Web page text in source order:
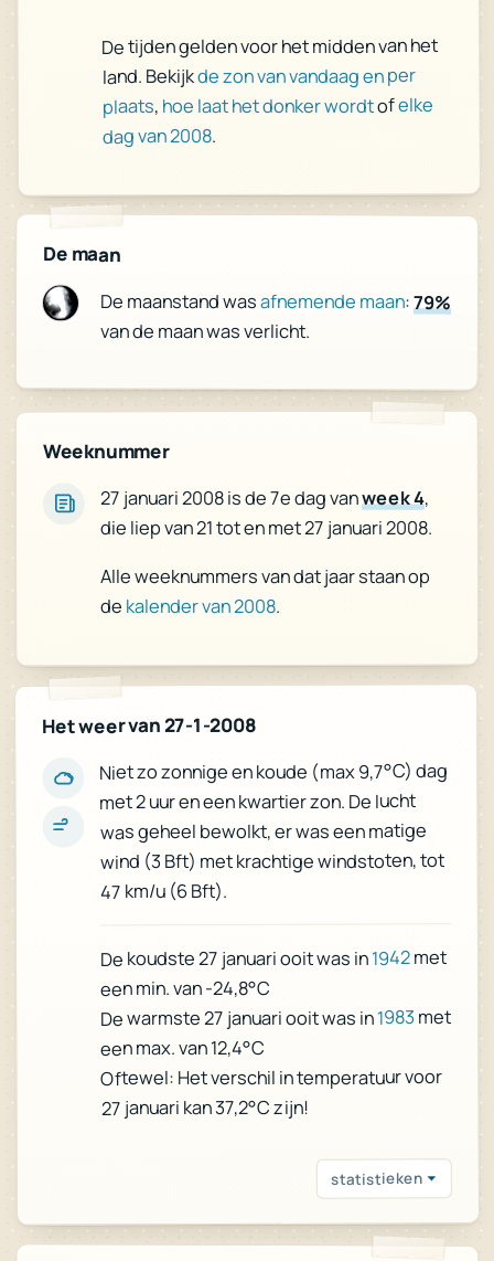
De tijden gelden voor het midden van het
land. Bekijkde zon van vandaag en per
plaats, hoe laat het donker wordtofelke
dag van 2008.
De maan
De maanstand wasafnemende maan:79%
van de maan was verlicht.
Weeknummer
27 januari 2008 is de 7e dag vanweek 4,
die liep van 21 tot en met 27 januari 2008.
Alle weeknummers van dat jaar staan op
de kalender van 2008.
Het weer van 27-1-2008
Niet zo zonnige en koude (max 9,7°C) dag
met 2 uur en een kwartier zon. De lucht
was geheel bewolkt, er was een matige
wind (3 Bft) met krachtige windstoten, tot
47 km/u (6 Bft).
De koudste 27 januari ooit was in1942met
een min. van -24,8°C
De warmste 27 januari ooit was in1983 met
een max. van 12,4°C
Oftewel: Het verschil in temperatuur voor
27 januari kan 37,2°C zijn!
statistieken